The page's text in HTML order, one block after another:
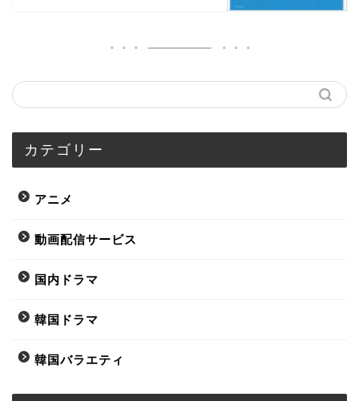
カテゴリー
アニメ
動画配信サービス
国内ドラマ
韓国ドラマ
韓国バラエティ